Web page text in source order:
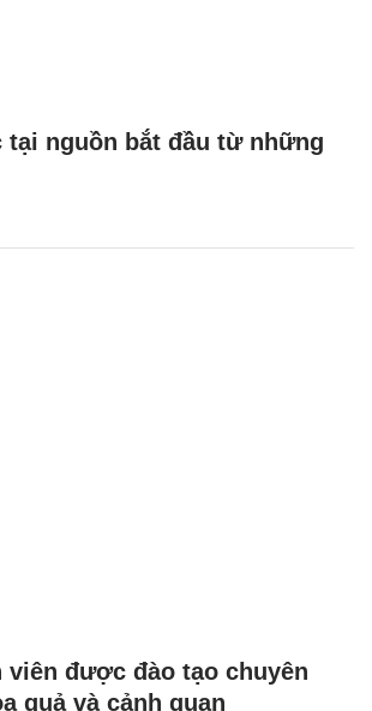
tại nguồn bắt đầu từ những
viên được đào tạo chuyên
quả và cảnh quan